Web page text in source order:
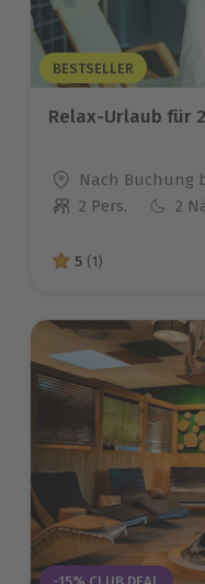
BESTSELLER
Relax-Urlaub für 2
Standort
Nach Buchung
Anzahl der
2 Pers. 2
5 von 5 Sternen
5 (1)